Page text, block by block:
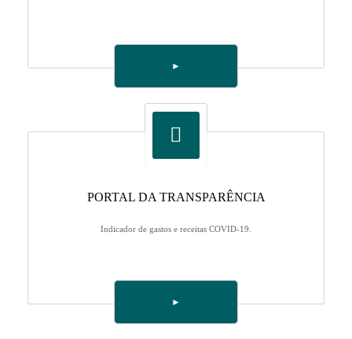
►
PORTAL DA TRANSPARÊNCIA
Indicador de gastos e receitas COVID-19.
►